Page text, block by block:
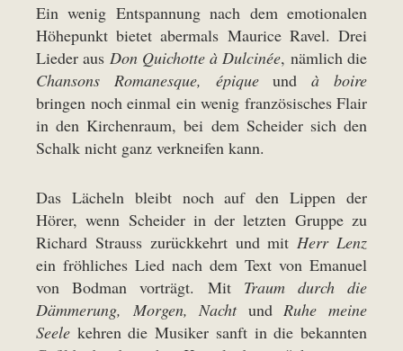
Ein wenig Entspannung nach dem emotionalen
Höhepunkt bietet abermals Maurice Ravel. Drei
Lieder aus Don Quichotte à Dulcinée, nämlich die
Chansons Romanesque, épiqueundà boire
bringen noch einmal ein wenig französisches Flair
in den Kirchenraum, bei dem Scheider sich den
Schalk nicht ganz verkneifen kann.
Das Lächeln bleibt noch auf den Lippen der
Hörer, wenn Scheider in der letzten Gruppe zu
Richard Strauss zurückkehrt und mit Herr Lenz
ein fröhliches Lied nach dem Text von Emanuel
von Bodman vorträgt. Mit Traum durch die
Dämmerung, Morgen, Nachtund Ruhe meine
Seele kehren die Musiker sanft in die bekannten